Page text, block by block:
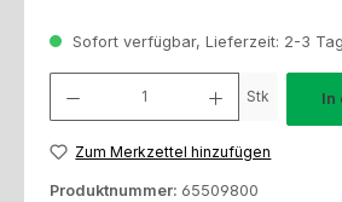
Sofort verfügbar, Lieferzeit: 2-3
Produkt Anzahl: Gib den gewünschten
Stk In
Zum Merkzettel hinzufügen
Produktnummer: 65509800